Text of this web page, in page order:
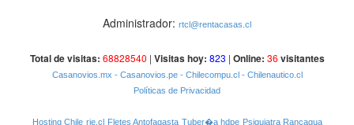
Administrador: rtcl@rentacasas.cl
Total de visitas: 68828540 | Visitas hoy: 823 | Online: 36 visitantes
Casanovios.mx - Casanovios.pe- Chilecompu.cl - Chilenautico.cl
Políticas de Privacidad
Hosting Chile rie.cl Fletes Antofagasta Tuber�a hdpe Psiquiatra Rancagua